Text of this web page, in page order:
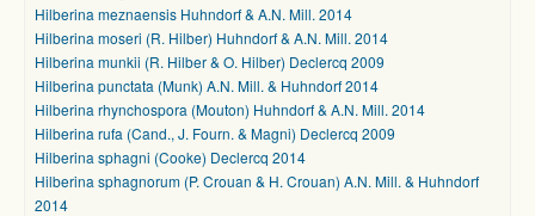
Hilberina meznaensis Huhndorf & A.N. Mill. 2014
Hilberina moseri (R. Hilber) Huhndorf & A.N. Mill. 2014
Hilberina munkii (R. Hilber & O. Hilber) Declercq 2009
Hilberina punctata (Munk) A.N. Mill. & Huhndorf 2014
Hilberina rhynchospora (Mouton) Huhndorf & A.N. Mill. 2014
Hilberina rufa (Cand., J. Fourn. & Magni) Declercq 2009
Hilberina sphagni (Cooke) Declercq 2014
Hilberina sphagnorum (P. Crouan & H. Crouan) A.N. Mill. & Huhndorf
2014